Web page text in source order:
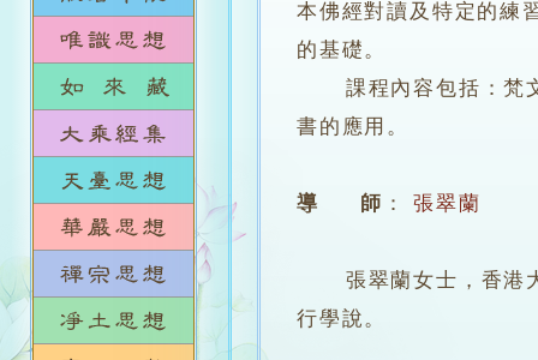
本佛經對讀及特定的練
的基礎。
課程內容包括：梵文
書的應用。
導 師 ： 張翠蘭
張翠蘭女士，香港大
行學說。